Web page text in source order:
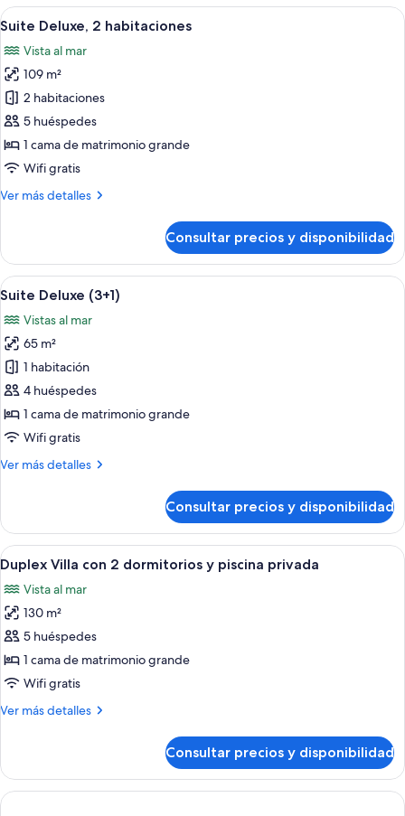
habitación,
piscina
(Suite)
Abrir
todas
las
fotos
de
Suite
Deluxe,
2
habitaciones
Un área de descanso al aire libre
13
Suite Deluxe, 2 habitaciones
Vista al mar
109 m²
2 habitaciones
5 huéspedes
1 cama de matrimonio grande
Wifi gratis
Ver más detalles
Más
Deluxe,
habitaciones
Consultar precios y disponibilidad
Abrir
todas
las
fotos
de
Suite
Deluxe
(3+1)
Habitación de hotel moderna con
12
Suite Deluxe (3+1)
Vistas al mar
65 m²
1 habitación
4 huéspedes
1 cama de matrimonio grande
Wifi gratis
Ver más detalles
Más
Deluxe
(3+1)
Consultar precios y disponibilidad
Abrir
todas
las
fotos
de
Duplex
Villa
2
piscina
privada
Un área de comedor moderna al
9
Duplex Villa con 2 dormitorios y piscina privada
Vista al mar
130 m²
5 huéspedes
1 cama de matrimonio grande
Wifi gratis
Ver más detalles
Más
Villa
con
2
Consultar precios y disponibilidad